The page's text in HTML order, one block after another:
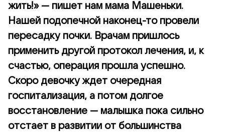
жить!» — пишет нам мама Машеньки.
Нашей подопечной наконец-то провели
пересадку почки. Врачам пришлось
применить другой протокол лечения, и, к
счастью, операция прошла успешно.
Скоро девочку ждет очередная
госпитализация, а потом долгое
восстановление — малышка пока сильно
отстает в развитии от большинства